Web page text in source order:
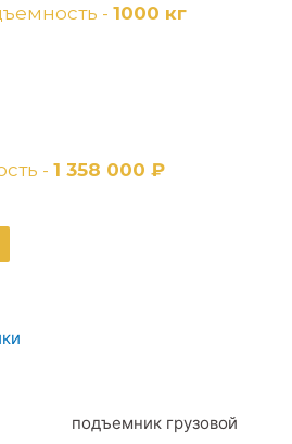
- 1000 кг
- 1 358 000 ₽
подъемник грузовой